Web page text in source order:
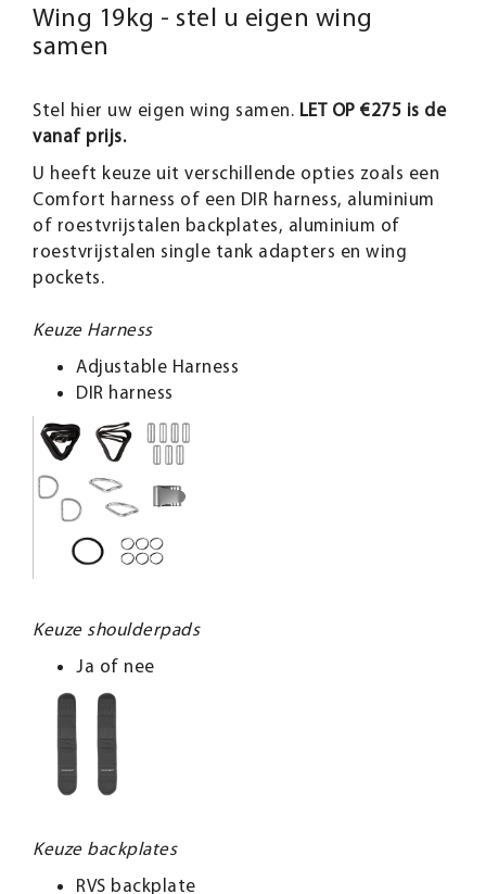
Wing 19kg - stel u eigen wing
samen
Stel hier uw eigen wing samen. LET OP €275 is de
vanaf prijs.
U heeft keuze uit verschillende opties zoals een
Comfort harness of een DIR harness, aluminium
of roestvrijstalen backplates, aluminium of
roestvrijstalen single tank adapters en wing
pockets.
Keuze Harness
Adjustable Harness
DIR harness
Keuze shoulderpads
Ja of nee
Keuze backplates
RVS backplate